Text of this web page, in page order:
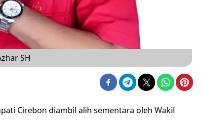
SH
Cirebon diambil alih sementara oleh Wakil